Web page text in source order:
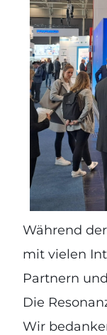
Während
mit vielen
Partnern
Die
Wir